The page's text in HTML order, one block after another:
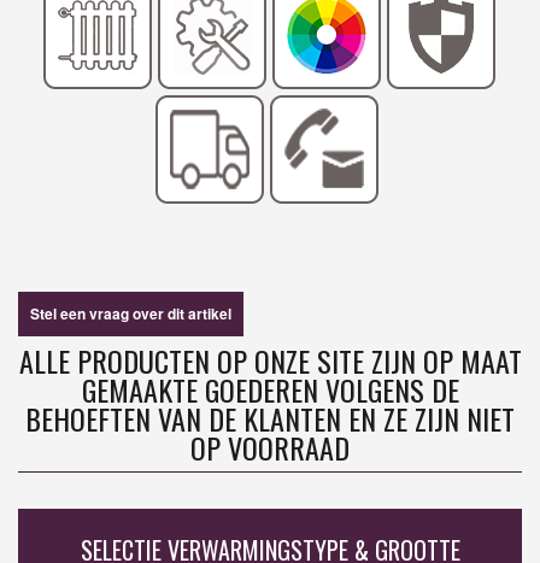
Stel een vraag over dit artikel
ALLE PRODUCTEN OP ONZE SITE ZIJN OP MAAT
GEMAAKTE GOEDEREN VOLGENS DE
BEHOEFTEN VAN DE KLANTEN EN ZE ZIJN NIET
OP VOORRAAD
SELECTIE VERWARMINGSTYPE & GROOTTE